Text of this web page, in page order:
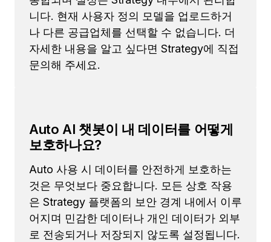
니다. 현재 사용자 정의 모델을 업로드하거
나 다른 공급업체를 선택할 수 없습니다. 더
자세한 내용을 알고 싶다면 Strategy에 직접
문의해 주세요.
Auto AI 챗봇이 내 데이터를 어떻게
보호하나요?
Auto 사용 시 데이터를 안전하게 보호하는
것은 무엇보다 중요합니다. 모든 상호 작용
은 Strategy 플랫폼의 보안 경계 내에서 이루
어지며 민감한 데이터나 개인 데이터가 외부
로 전송되거나 저장되지 않도록 설정됩니다.